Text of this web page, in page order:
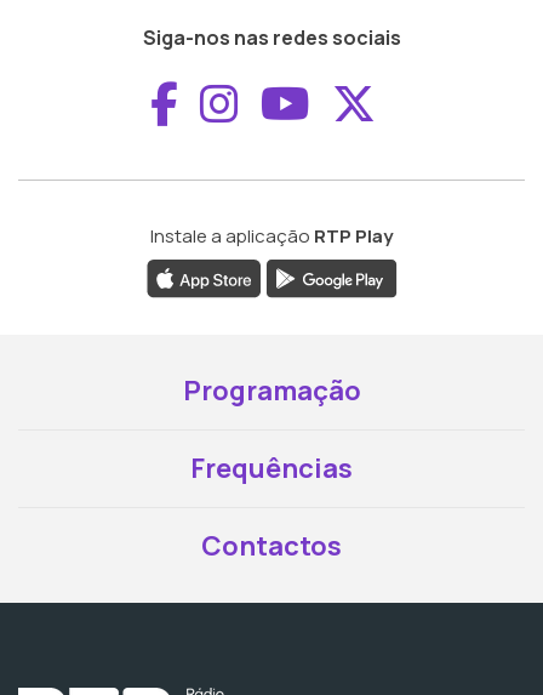
Siga-nos nas redes sociais
Aceder ao
Aceder ao
Aceder ao
Instale a aplicação RTP Play
Programação
Frequências
Contactos